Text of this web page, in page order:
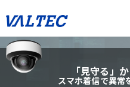
「見守る」
スマホ着信で異常